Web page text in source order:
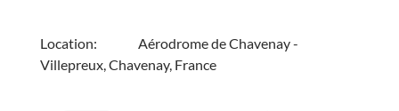
Location:
Aérodrome de Chavenay -
Villepreux, Chavenay, France